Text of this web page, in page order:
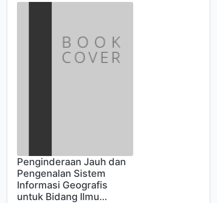
Penginderaan Jauh dan
Pengenalan Sistem
Informasi Geografis
untuk Bidang Ilmu…